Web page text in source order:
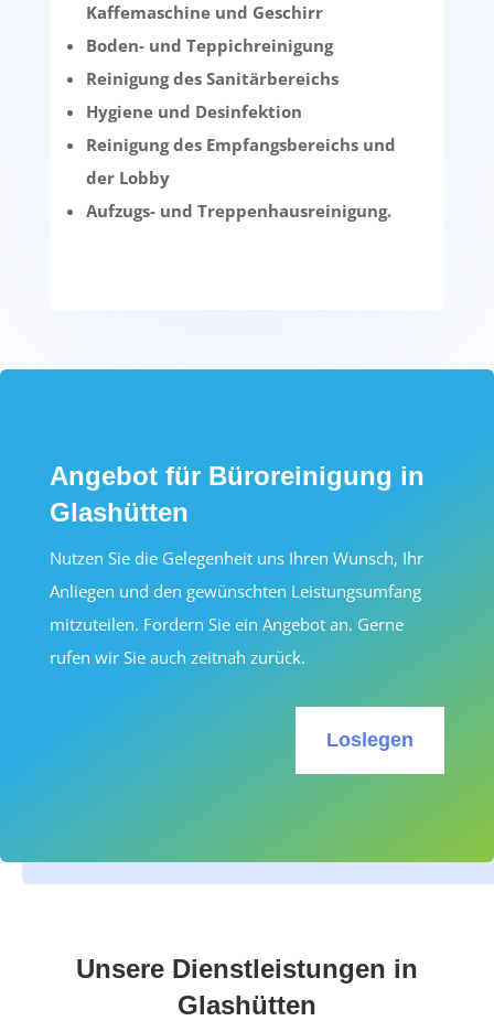
Kaffemaschine und Geschirr
Boden- und Teppichreinigung
Reinigung des Sanitärbereichs
Hygiene und Desinfektion
Reinigung des Empfangsbereichs und
der Lobby
Aufzugs- und Treppenhausreinigung.
Angebot für Büroreinigung in
Glashütten
Nutzen Sie die Gelegenheit uns Ihren Wunsch, Ihr
Anliegen und den gewünschten Leistungsumfang
mitzuteilen. Fordern Sie ein Angebot an. Gerne
rufen wir Sie auch zeitnah zurück.
Loslegen
Unsere Dienstleistungen in
Glashütten